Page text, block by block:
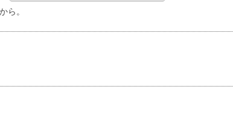
から。